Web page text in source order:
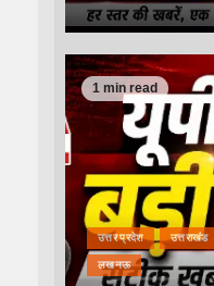
1 min read
उत्तर प्रदेश उत्तराखंड
लखनऊ